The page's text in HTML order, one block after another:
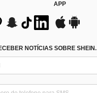
APP
NOTÍCIAS SOBRE SHEIN.